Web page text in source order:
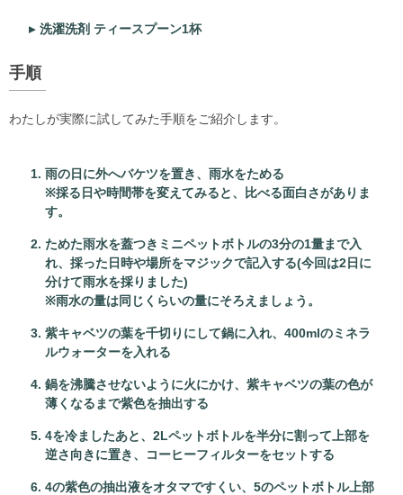
洗濯洗剤 ティースプーン1杯
手順
わたしが実際に試してみた手順をご紹介します。
雨の日に外へバケツを置き、雨水をためる
※採る日や時間帯を変えてみると、比べる面白さがありま
す。
ためた雨水を蓋つきミニペットボトルの3分の1量まで入
れ、採った日時や場所をマジックで記入する(今回は2日に
分けて雨水を採りました)
※雨水の量は同じくらいの量にそろえましょう。
紫キャベツの葉を千切りにして鍋に入れ、400mlのミネラ
ルウォーターを入れる
鍋を沸騰させないように火にかけ、紫キャベツの葉の色が
薄くなるまで紫色を抽出する
4を冷ましたあと、2Lペットボトルを半分に割って上部を
逆さ向きに置き、コーヒーフィルターをセットする
4の紫色の抽出液をオタマですくい、5のペットボトル上部